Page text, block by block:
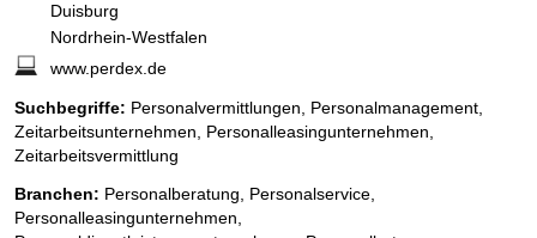
Duisburg
Nordrhein-Westfalen
www.perdex.de
Suchbegriffe: Personalvermittlungen, Personalmanagement,
Zeitarbeitsunternehmen, Personalleasingunternehmen,
Zeitarbeitsvermittlung
Branchen: Personalberatung Personalservice
Personalleasingunternehmen